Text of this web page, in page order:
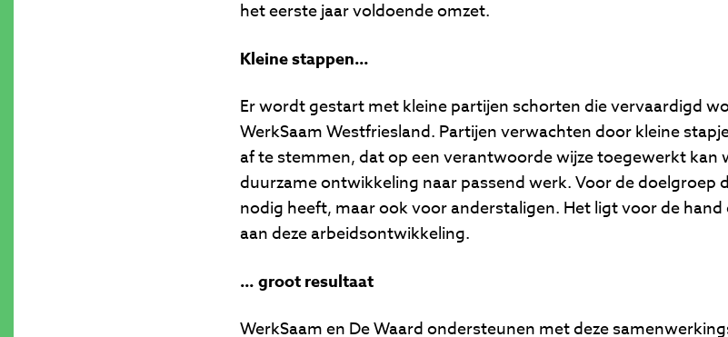
het eerste jaar voldoende omzet.
Kleine stappen…
Er wordt gestart met kleine partijen schorten die vervaardigd
WerkSaam Westfriesland. Partijen verwachten door kleine
af te stemmen, dat op een verantwoorde wijze toegewerkt kan
duurzame ontwikkeling naar passend werk. Voor de doelgroep
nodig heeft, maar ook voor anderstaligen. Het ligt voor de
aan deze arbeidsontwikkeling.
… groot resultaat
WerkSaam en De Waard ondersteunen met deze